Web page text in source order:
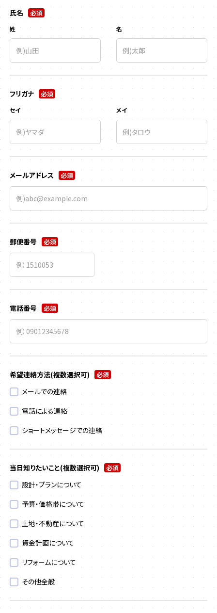
氏名 必須
姓 名
フリガナ 必須
セイ メイ
メールアドレス 必須
郵便番号 必須
電話番号 必須
希望連絡方法(複数選択可) 必須
メールでの連絡
電話による連絡
ショートメッセージでの連絡
当日知りたいこと(複数選択可) 必須
設計・プランについて
予算・価格帯について
土地・不動産について
資金計画について
リフォームについて
その他全般